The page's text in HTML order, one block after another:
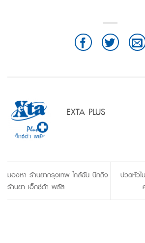
EXTA PLUS
มองหา ร้านยากรุงเทพ ใกล้ฉัน นึกถึง
ร้านยา เอ็กซ์ต้า พลัส
ปวดหัว